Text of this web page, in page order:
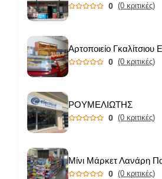
0 (0 κριτικές)
0 (0 κριτικές)
ΡΟΥΜΕΛΙΩΤΗΣ
0 (0 κριτικές)
0 (0 κριτικές)